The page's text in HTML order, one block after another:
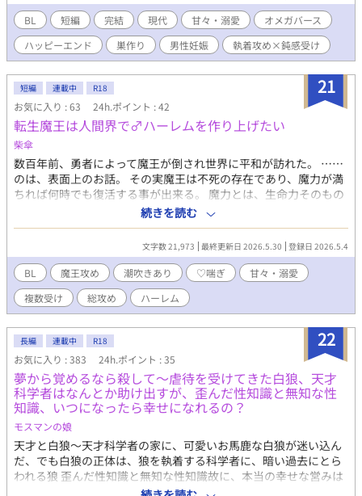
BL 短編 完結 現代 甘々・溺愛
オメガバース
ハッピーエンド
巣作り 男性妊娠 執着攻め×鈍感受け
21
短編 連載中 R18
お気に入り : 63 24h.ポイント : 42
転生魔王は人間界で♂ハーレムを作り上げたい
柴傘
数百年前、勇者によって魔王が倒され世界に平和が訪れた。 ……
のは、表面上のお話。 その実魔王は不死の存在であり、魔力が満
ちれば何時でも復活する事が出来る。 魔力とは、生命力そのもの
である。魔王だけは他者から魔力を吸い上げる事が出来、その中
でも最も効率がいいのは性交……そう、セックスだ。 シュレン公
爵家の次男に生まれたヨハネスには、前世の記憶がある。自分は
この国の御伽噺などで語り継がれる魔王その人であった。 ヨハネ
スは決意する。今世こそ、勇者に邪魔される事なく己の野望を叶
えると。 ヨハネスの野望は自分好みの男を何人も侍らせ、自分の
為だけの♂ハーレムを作り上げることだった！ 「気持ちよくなれ
るし、魔力も十分回収できる。私の♂ハーレムは趣味と実益を兼
ねた最高の楽園だ」 公爵家の次男に転生したクール系魔王×ブラ
コン兄、マゾ執事、ツンデレ俺様令息、堅物一途虎獣人騎
士、？？？ R18描写のある話にはタイトルに※が付きます。 小ス
カ、潮吹き、スパンキング要素を含みます。 頭弱めあほえろなの
で特に設定に深い意味はありません。前提で愛はあります。
続きを読む
文字数 21,973 最終更新日 2026.5.30 登録日 2026.5.4
BL 魔王攻め 潮吹きあり ♡喘ぎ
甘々・溺愛
複数受け
総攻め ハーレム
22
長編 連載中 R18
お気に入り : 383 24h.ポイント : 35
夢から覚めるなら殺して〜虐待を受けてきた白狼、天才
科学者はなんとか助け出すが、歪んだ性知識と無知な性
知識、いつになったら幸せになれるの？
モスマンの娘
天才と白狼〜天才科学者の家に、可愛いお馬鹿な白狼が迷い込ん
だ、でも白狼の正体は、狼を執着する科学者に、暗い過去にとら
われる狼 歪んだ性知識と無知な性知識故に、本当の幸せな営みは
できるの？ ジョン 白い長髪に可愛い系イケメン 身長は190セン